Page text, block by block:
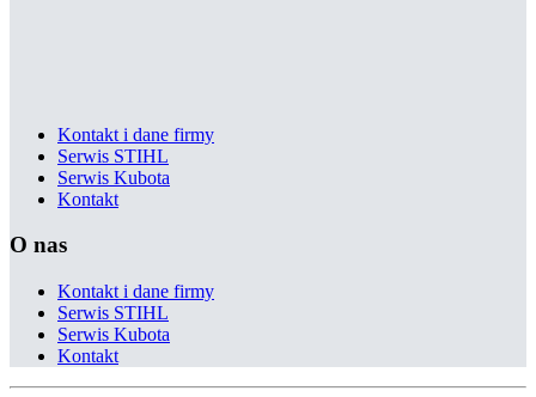
Kontakt i dane firmy
Serwis STIHL
Serwis Kubota
Kontakt
O nas
Kontakt i dane firmy
Serwis STIHL
Serwis Kubota
Kontakt